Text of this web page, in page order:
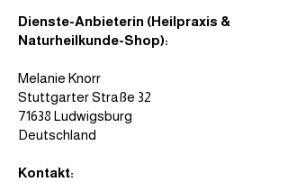
Dienste-Anbieterin (Heilpraxis &
Naturheilkunde-Shop):
Melanie Knorr
Stuttgarter Straße 32
71638 Ludwigsburg
Deutschland
Kontakt: